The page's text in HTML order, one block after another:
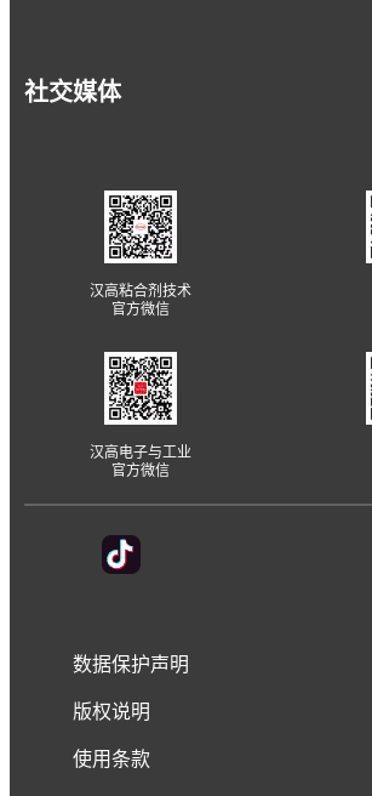
社交媒体
汉高粘合剂技术
官方微信
汉高电子与工业
官方微信
数据保护声明
版权说明
使用条款